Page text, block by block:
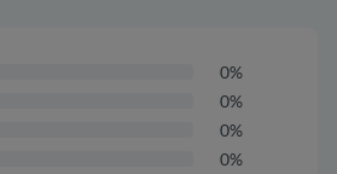
0%
0%
0%
0%